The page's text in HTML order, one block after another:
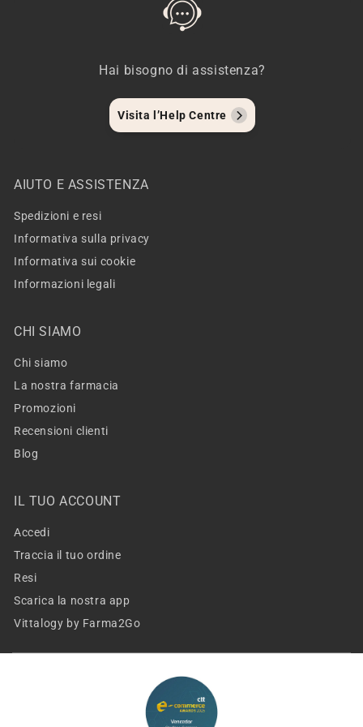
Hai bisogno di assistenza?
Visita l’Help Centre
AIUTO E ASSISTENZA
Spedizioni e resi
Informativa sulla privacy
Informativa sui cookie
Informazioni legali
CHI SIAMO
Chi siamo
La nostra farmacia
Promozioni
Recensioni clienti
Blog
IL TUO ACCOUNT
Accedi
Traccia il tuo ordine
Resi
Scarica la nostra app
Vittalogy by Farma2Go